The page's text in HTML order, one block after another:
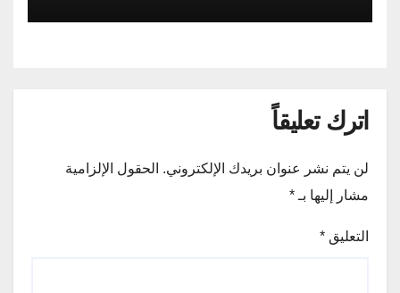
اترك تعليقاً
لن يتم نشر عنوان بريدك الإلكتروني. الحقول الإلزامية
مشار إليها بـ *
التعليق *